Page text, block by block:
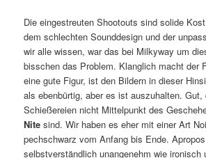
Die eingestreuten Shootouts sind solide
dem schlechten Sounddesign und der
wir alle wissen, war das bei Milkyway um
bisschen das Problem. Klanglich macht der
eine gute Figur, ist den Bildern in dieser
als ebenbürtig, aber es ist auszuhalten. Gut,
Schießereien nicht Mittelpunkt des
Nite sind. Wir haben es eher mit einer Art
pechschwarz vom Anfang bis Ende.
selbstverständlich unangenehm wie ironisch